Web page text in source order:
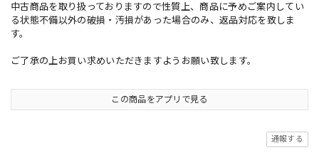
中古商品を取り扱っておりますので性質上、商品に予めご案内してい
る状態不備以外の破損・汚損があった場合のみ、返品対応を致しま
す。
ご了承の上お買い求めいただきますようお願い致します。
この商品をアプリで見る
通報する